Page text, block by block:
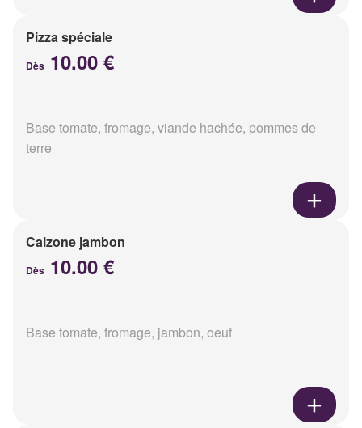
Pizza spéciale
Dès 10.00 €
Base tomate, fromage, viande hachée, pommes de
terre
Calzone jambon
Dès 10.00 €
Base tomate, fromage, jambon, oeuf